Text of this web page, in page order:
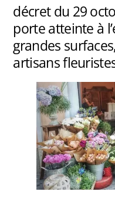
décret du 29
porte atteinte à
grandes
artisans